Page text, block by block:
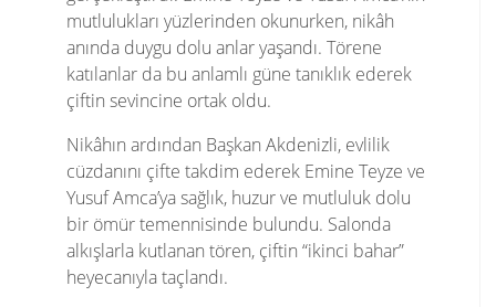
mutlulukları yüzlerinden okunurken, nikâh
anında duygu dolu anlar yaşandı. Törene
katılanlar da bu anlamlı güne tanıklık ederek
çiftin sevincine ortak oldu.
Nikâhın ardından Başkan Akdenizli, evlilik
cüzdanını çifte takdim ederek Emine Teyze ve
Yusuf Amca’ya sağlık, huzur ve mutluluk dolu
bir ömür temennisinde bulundu. Salonda
alkışlarla kutlanan tören, çiftin “ikinci bahar”
heyecanıyla taçlandı.